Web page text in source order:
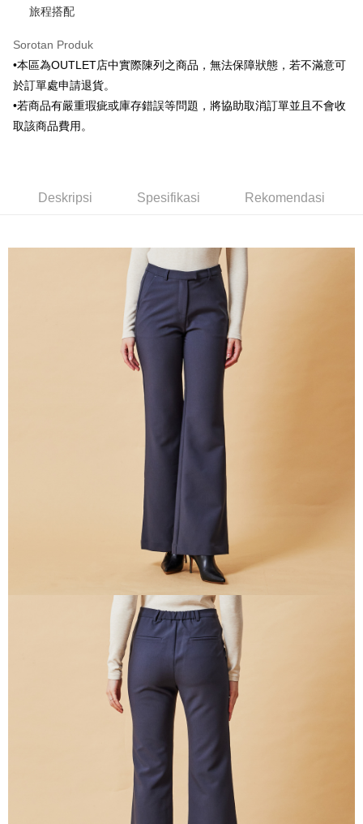
Taiwan Business Bank
HSBC Bank (Taiwan)
Limited
Union Bank of Taiwan
Yuanta Commercial Bank
Bank SinoPac
Bank Komersial E.SUN
Rakuten Taiwan
Taiwan Business Bank
Yuanta Commercial Bank
Bank SinoPac
Bank Komersial E.SUN
Bank Antarabangsa Taishin
Bank CTBC
Syarikat Kad Kredit Rakuten
Easy Wallet
Google Pay
Pemindahan ATM
Pilihan Penghantaran
新竹物流離島宅配
NT$3,500 atau lebih
旅程搭配
Sorotan Produk
•本區為OUTLET店中實際陳列之商品，無法保障狀態，若不滿意可
於訂單處申請退貨。
•若商品有嚴重瑕疵或庫存錯誤等問題，將協助取消訂單並且不會收
取該商品費用。
Deskripsi Spesifikasi Rekomendasi